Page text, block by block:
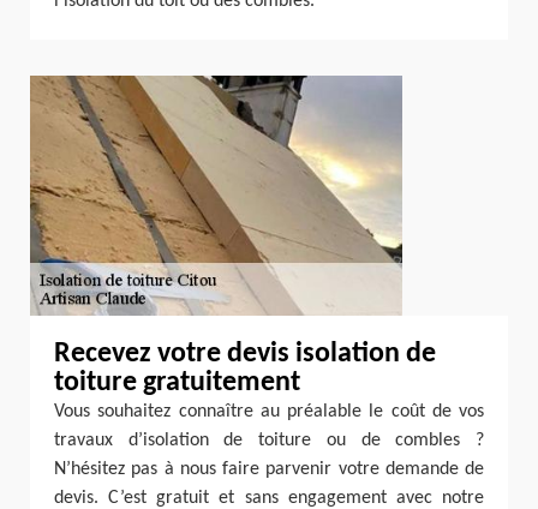
Recevez votre devis isolation de
toiture gratuitement
Vous souhaitez connaître au préalable le coût de vos
travaux d’isolation de toiture ou de combles ?
N’hésitez pas à nous faire parvenir votre demande de
devis. C’est gratuit et sans engagement avec notre